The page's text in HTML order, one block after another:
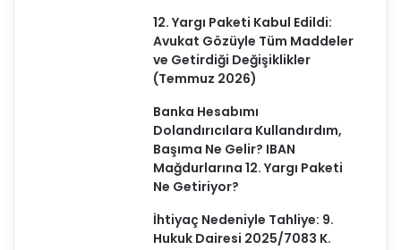
12. Yargı Paketi Kabul Edildi:
Avukat Gözüyle Tüm Maddeler
ve Getirdiği Değişiklikler
(Temmuz 2026)
Banka Hesabımı
Dolandırıcılara Kullandırdım,
Başıma Ne Gelir? IBAN
Mağdurlarına 12. Yargı Paketi
Ne Getiriyor?
İhtiyaç Nedeniyle Tahliye: 9.
Hukuk Dairesi 2025/7083 K.